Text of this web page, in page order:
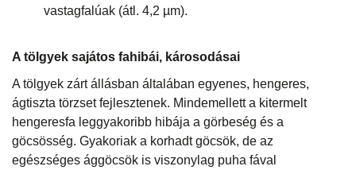
vastagfalúak (átl. 4,2 µm).
A tölgyek sajátos fahibái, károsodásai
A tölgyek zárt állásban általában egyenes, hengeres,
ágtiszta törzset fejlesztenek. Mindemellett a kitermelt
hengeresfa leggyakoribb hibája a görbeség és a
göcsösség. Gyakoriak a korhadt göcsök, de az
egészséges ággöcsök is viszonylag puha fával